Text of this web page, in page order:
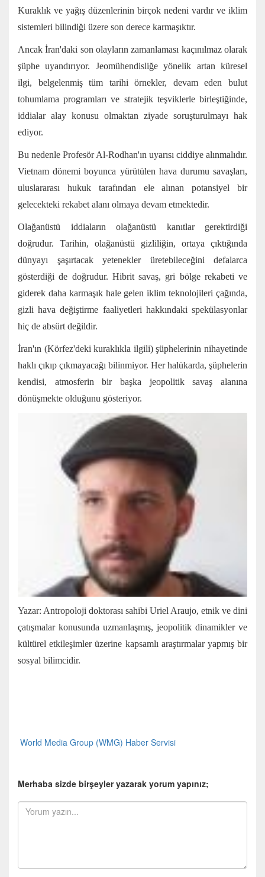
Kuraklık ve yağış düzenlerinin birçok nedeni vardır ve iklim
sistemleri bilindiği üzere son derece karmaşıktır.
Ancak İran'daki son olayların zamanlaması kaçınılmaz olarak
şüphe uyandırıyor. Jeomühendisliğe yönelik artan küresel
ilgi, belgelenmiş tüm tarihi örnekler, devam eden bulut
tohumlama programları ve stratejik teşviklerle birleştiğinde,
iddialar alay konusu olmaktan ziyade soruşturulmayı hak
ediyor.
Bu nedenle Profesör Al-Rodhan'ın uyarısı ciddiye alınmalıdır.
Vietnam dönemi boyunca yürütülen hava durumu savaşları,
uluslararası hukuk tarafından ele alınan potansiyel bir
gelecekteki rekabet alanı olmaya devam etmektedir.
Olağanüstü iddiaların olağanüstü kanıtlar gerektirdiği
doğrudur. Tarihin, olağanüstü gizliliğin, ortaya çıktığında
dünyayı şaşırtacak yetenekler üretebileceğini defalarca
gösterdiği de doğrudur. Hibrit savaş, gri bölge rekabeti ve
giderek daha karmaşık hale gelen iklim teknolojileri çağında,
gizli hava değiştirme faaliyetleri hakkındaki spekülasyonlar
hiç de absürt değildir.
İran'ın (Körfez'deki kuraklıkla ilgili) şüphelerinin nihayetinde
haklı çıkıp çıkmayacağı bilinmiyor. Her halükarda, şüphelerin
kendisi, atmosferin bir başka jeopolitik savaş alanına
dönüşmekte olduğunu gösteriyor.
Yazar: Antropoloji doktorası sahibi Uriel Araujo, etnik ve dini
çatışmalar konusunda uzmanlaşmış, jeopolitik dinamikler ve
kültürel etkileşimler üzerine kapsamlı araştırmalar yapmış bir
sosyal bilimcidir.
World Media Group (WMG) Haber Servisi
Merhaba sizde birşeyler yazarak yorum yapınız;